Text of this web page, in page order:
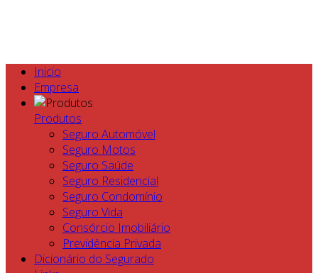
Inicio
Empresa
Produtos
Seguro Automóvel
Seguro Motos
Seguro Saúde
Seguro Residencial
Seguro Condomínio
Seguro Vida
Consórcio Imobiliário
Previdência Privada
Dicionário do Segurado